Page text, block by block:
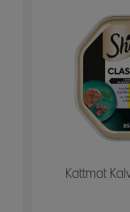
Kattmat